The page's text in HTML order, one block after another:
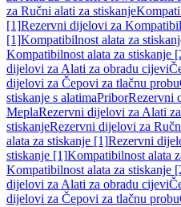
za Ručni alati za stiskanje
[1]Rezervni dijelovi za
[1]Kompatibilnost alata za
Kompatibilnost alata za stiskanje
dijelovi za Alati za obradu cijevi
dijelovi za Čepovi za tlačnu probu
stiskanje s alatimaPriborRezervni
MeplaRezervni dijelovi za Alati
stiskanjeRezervni dijelovi za
alata za stiskanje [1]Rezervni
stiskanje [1]Kompatibilnost alata
Kompatibilnost alata za stiskanje
dijelovi za Alati za obradu cijevi
dijelovi za Čepovi za tlačnu probu